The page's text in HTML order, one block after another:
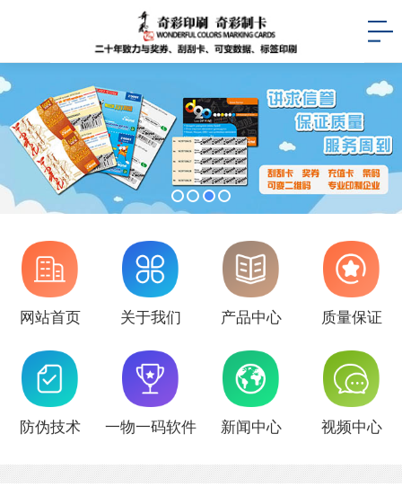
网站首页 关于我们 产品中心 质量保证
防伪技术 一物一码软件 新闻中心 视频中心